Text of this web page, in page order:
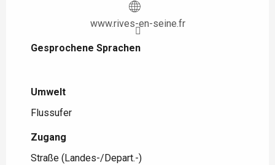
www.rives-en-seine.fr
Gesprochene Sprachen
Gesprochene Sprachen
Umwelt
Umwelt
Flussufer
Zugang
Zugang
Straße (Landes-/Depart.-)